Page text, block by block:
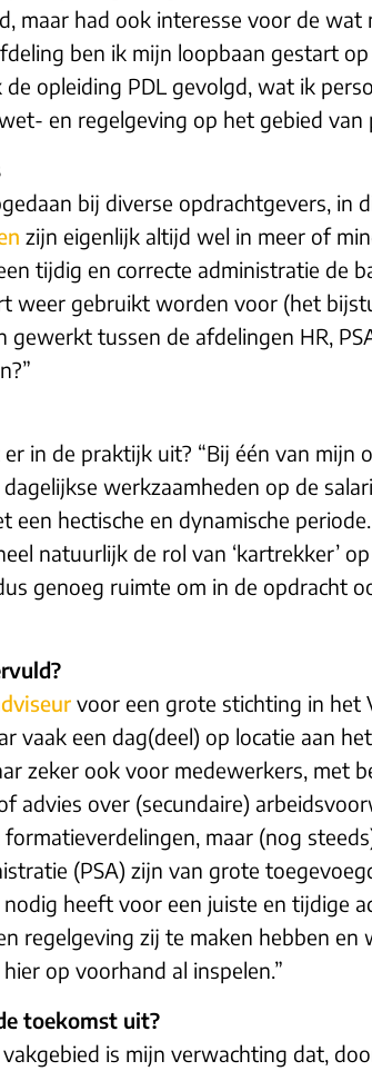
maar had ook interesse voor de wat
ben ik mijn loopbaan gestart
de opleiding PDL gevolgd, wat ik
en regelgeving op het gebied van
bij diverse opdrachtgevers, in
zijn eigenlijk altijd wel in meer of
tijdig en correcte administratie de
weer gebruikt worden voor (het
tussen de afdelingen HR,
in de praktijk uit? “Bij één van mijn
werkzaamheden op de
een hectische en dynamische
natuurlijk de rol van ‘kartrekker’
genoeg ruimte om in de opdracht
voor een grote stichting in het
vaak een dag(deel) op locatie aan
zeker ook voor medewerkers, met
advies over (secundaire)
maar (nog
(PSA) zijn van grote
heeft voor een juiste en tijdige
regelgeving zij te maken hebben en
op voorhand al inspelen.”
toekomst uit?
is mijn verwachting dat,